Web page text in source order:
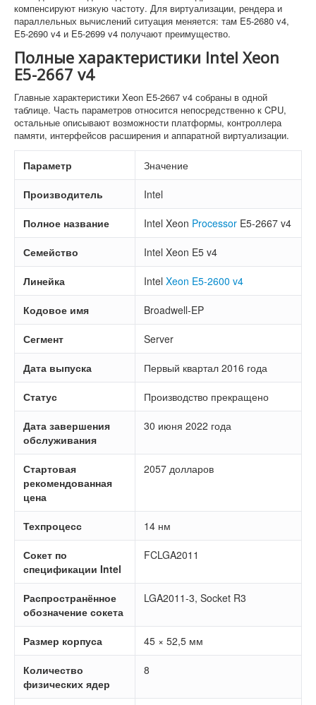
компенсируют низкую частоту. Для виртуализации, рендера и
параллельных вычислений ситуация меняется: там E5-2680 v4,
E5-2690 v4 и E5-2699 v4 получают преимущество.
Полные характеристики Intel Xeon
E5-2667 v4
Главные характеристики Xeon E5-2667 v4 собраны в одной
таблице. Часть параметров относится непосредственно к CPU,
остальные описывают возможности платформы, контроллера
памяти, интерфейсов расширения и аппаратной виртуализации.
Параметр Значение
Производитель Intel
Полное название Intel Xeon Processor E5-2667 v4
Семейство Intel Xeon E5 v4
Линейка Intel Xeon E5-2600 v4
Кодовое имя Broadwell-EP
Сегмент Server
Дата выпуска Первый квартал 2016 года
Статус Производство прекращено
Дата завершения
обслуживания
30 июня 2022 года
Стартовая
рекомендованная
цена
2057 долларов
Техпроцесс 14 нм
Сокет по
спецификации Intel
FCLGA2011
Распространённое
обозначение сокета
LGA2011-3, Socket R3
Размер корпуса 45 × 52,5 мм
Количество
физических ядер
8